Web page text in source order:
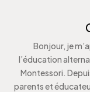
Bonjour, je
l’éducation
Montessori.
parents et